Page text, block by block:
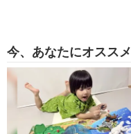
今、あなたにオススメ